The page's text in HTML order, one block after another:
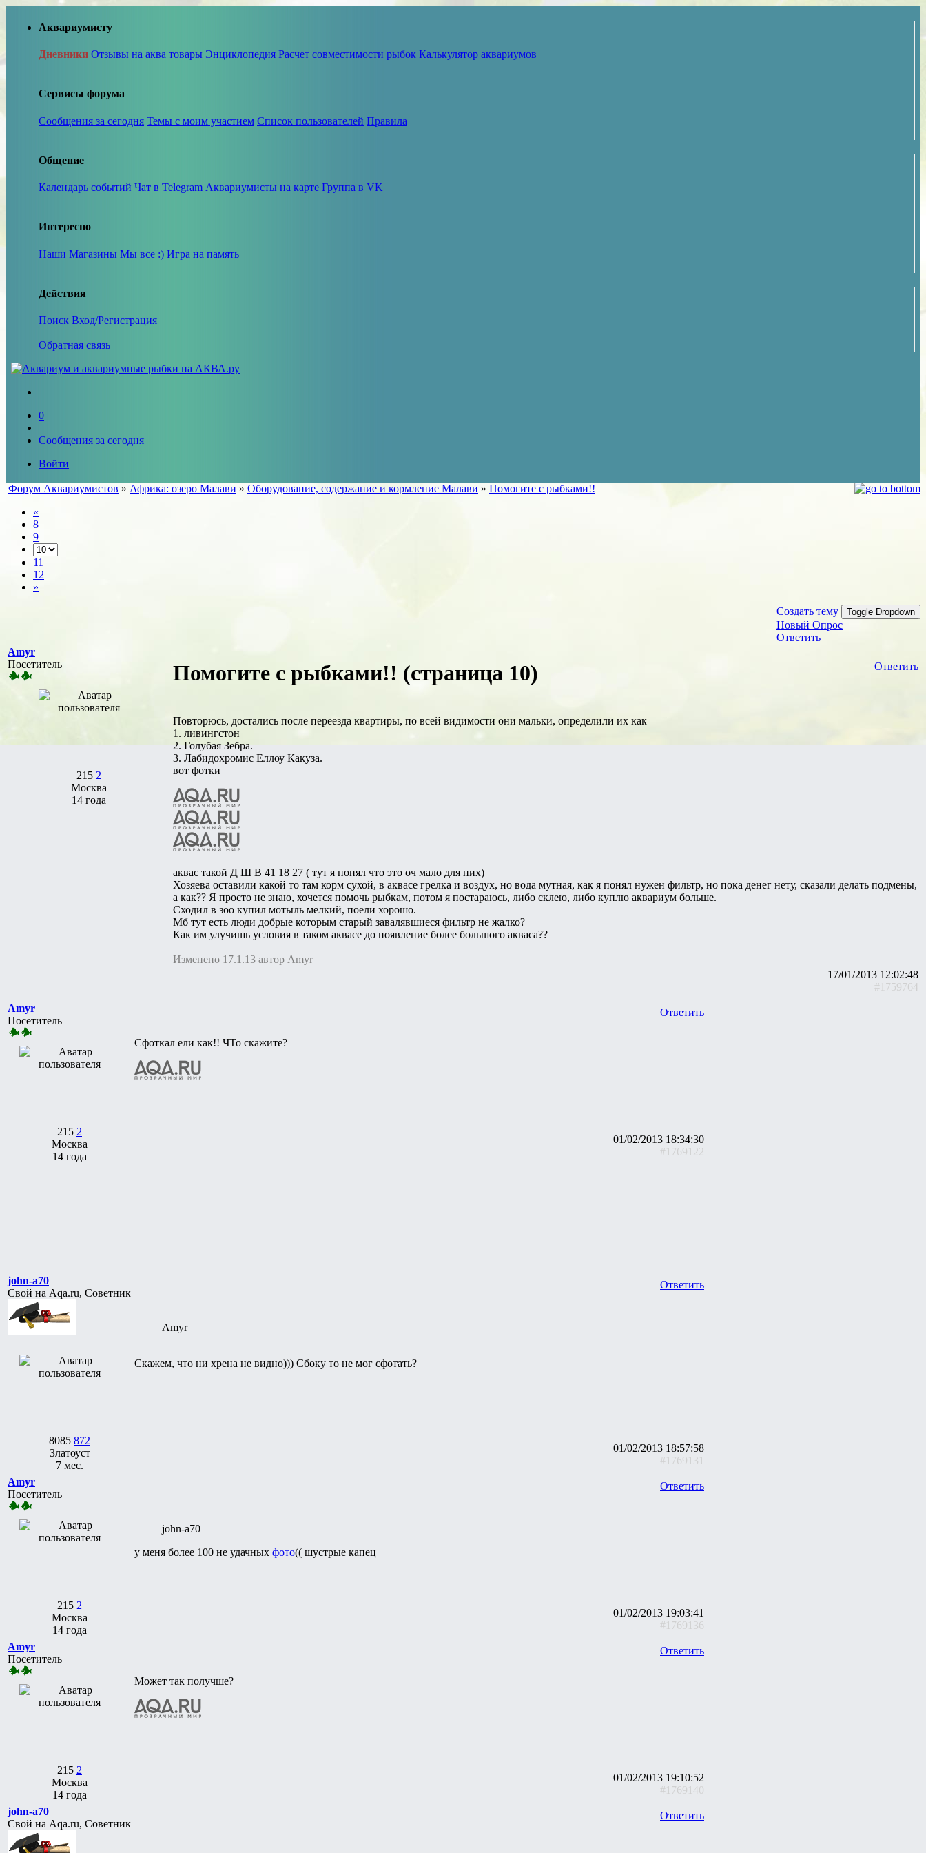
Аквариумисту
Дневники Отзывы на аква товары Энциклопедия Расчет совместимости рыбок Калькулятор аквариумов
Сервисы форума
Сообщения за сегодня Темы с моим участием Список пользователей Правила
Общение
Календарь событий Чат в Telegram Аквариумисты на карте Группа в VK
Интересно
Наши Магазины Мы все :) Игра на память
Действия
Поиск Вход/Регистрация
Обратная связь
0
Сообщения за сегодня
Войти
Форум Аквариумистов » Африка: озеро Малави » Оборудование, содержание и кормление Малави » Помогите с рыбками!!
«
8
9
11
12
»
Создать тему Toggle Dropdown
Новый Опрос
Ответить
Amyr
Посетитель
215 2
Москва
14 года
Ответить
Помогите с рыбками!! (страница 10)
Повторюсь, достались после переезда квартиры, по всей видимости они мальки, определили их как
1. ливингстон
2. Голубая Зебра.
3. Лабидохромис Еллоу Какуза.
вот фотки
аквас такой Д Ш В 41 18 27 ( тут я понял что это оч мало для них)
Хозяева оставили какой то там корм сухой, в аквасе грелка и воздух, но вода мутная, как я понял нужен фильтр, но пока денег нету, сказали делать подмены,
а как?? Я просто не знаю, хочется помочь рыбкам, потом я постараюсь, либо склею, либо куплю аквариум больше.
Сходил в зоо купил мотыль мелкий, поели хорошо.
Мб тут есть люди добрые которым старый завалявшиеся фильтр не жалко?
Как им улучишь условия в таком аквасе до появление более большого акваса??
Изменено 17.1.13 автор Amyr
17/01/2013 12:02:48
#1759764
Amyr
Посетитель
215 2
Москва
14 года
Ответить
Сфоткал ели как!! ЧТо скажите?
01/02/2013 18:34:30
#1769122
john-a70
Свой на Aqa.ru, Советник
8085 872
Златоуст
7 мес.
Ответить
Amyr
Скажем, что ни хрена не видно))) Сбоку то не мог сфотать?
01/02/2013 18:57:58
#1769131
Amyr
Посетитель
215 2
Москва
14 года
Ответить
john-a70
у меня более 100 не удачных фото(( шустрые капец
01/02/2013 19:03:41
#1769136
Amyr
Посетитель
215 2
Москва
14 года
Ответить
Может так получше?
01/02/2013 19:10:52
#1769140
john-a70
Свой на Aqa.ru, Советник
Ответить